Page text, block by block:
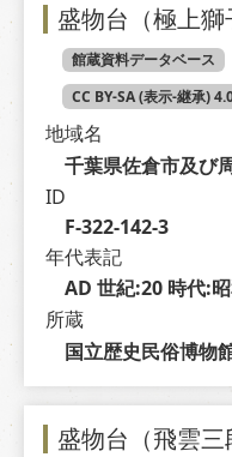
盛物台（極上獅
館蔵資料データベース
CC BY-SA (表示-継承)
地域名
千葉県佐倉市及び
ID
F-322-142-3
年代表記
AD 世紀:20 時代:
所蔵
国立歴史民俗博物
盛物台（飛雲三